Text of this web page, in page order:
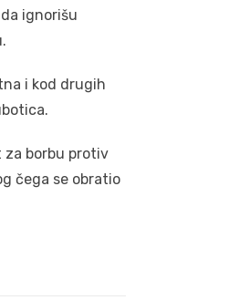
ignorišu
i kod drugih
za borbu protiv
čega se obratio